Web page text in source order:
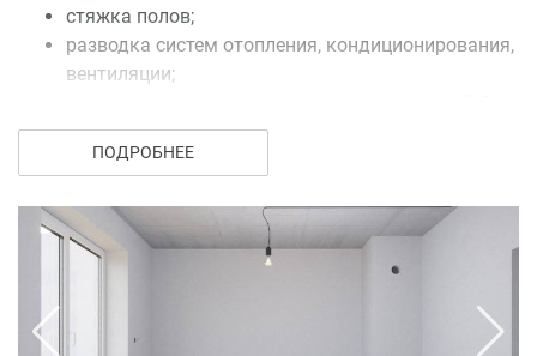
стяжка полов;
разводка систем отопления, кондиционирования,
вентиляции;
установки внешних разъемов и устройств;
подготовка оконных откосов под покраску.
Вам достанется только приятная часть ремонта:
выбор цветов и материалов чистовой отделки, а также
деталей интерьера, которые создадут в новой
ПОДРОБНЕЕ